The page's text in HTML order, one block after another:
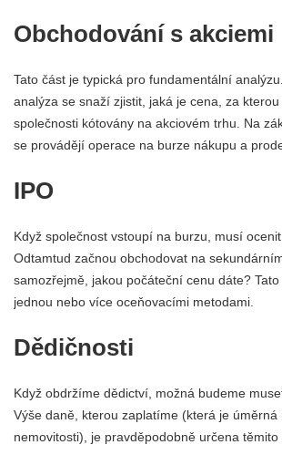
Obchodování s akciemi
Tato část je typická pro fundamentální
analýza se snaží zjistit, jaká je cena, za
společnosti kótovány na akciovém trhu. Na
se provádějí operace na burze nákupu a
IPO
Když společnost vstoupí na burzu, musí ocenit
Odtamtud začnou obchodovat na
samozřejmě, jakou počáteční cenu dáte?
jednou nebo více oceňovacími metodami.
Dědičnosti
Když obdržíme dědictví, možná budeme
Výše daně, kterou zaplatíme (která je úměrná
nemovitosti), je pravděpodobně určena těmito